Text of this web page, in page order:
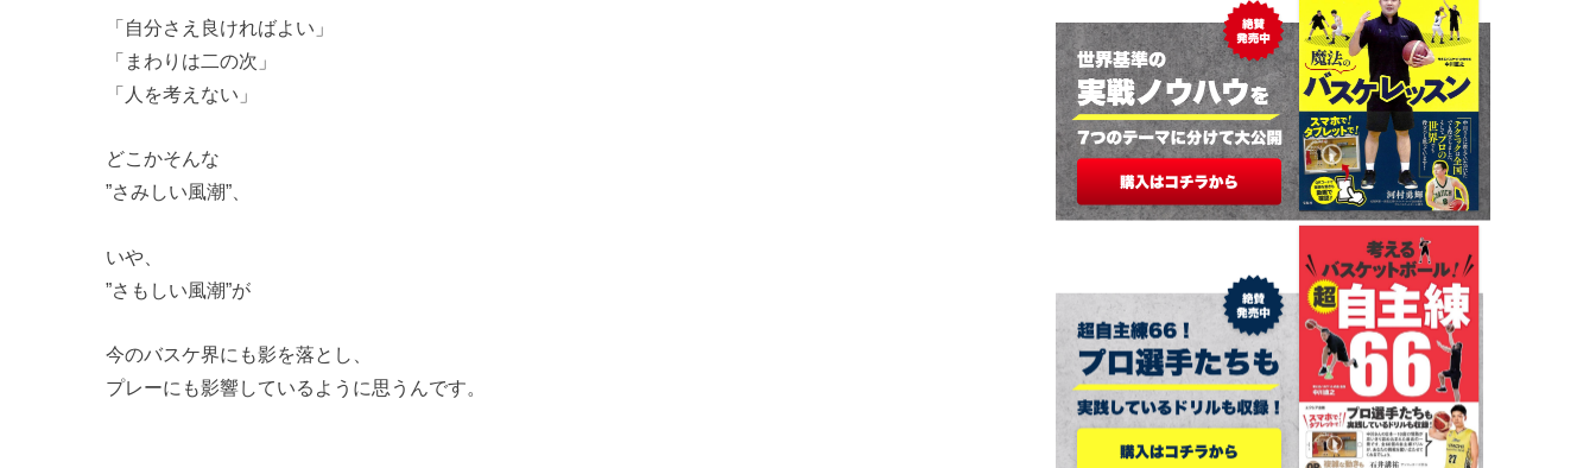
「自分さえ良ければよい」
「まわりは二の次」
「人を考えない」
どこかそんな
”さみしい風潮”、
いや、
”さもしい風潮”が
今のバスケ界にも影を落とし、
プレーにも影響しているように思うんです。